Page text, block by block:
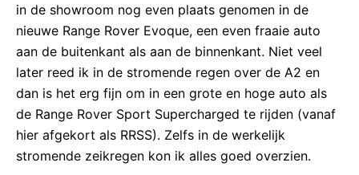
in de showroom nog even plaats genomen in de
nieuwe Range Rover Evoque, een even fraaie auto
aan de buitenkant als aan de binnenkant. Niet veel
later reed ik in de stromende regen over de A2 en
dan is het erg fijn om in een grote en hoge auto als
de Range Rover Sport Supercharged te rijden (vanaf
hier afgekort als RRSS). Zelfs in de werkelijk
stromende zeikregen kon ik alles goed overzien.